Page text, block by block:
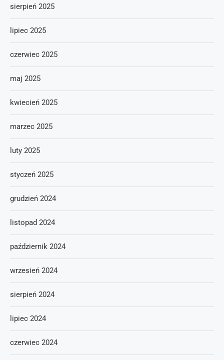
sierpień 2025
lipiec 2025
czerwiec 2025
maj 2025
kwiecień 2025
marzec 2025
luty 2025
styczeń 2025
grudzień 2024
listopad 2024
październik 2024
wrzesień 2024
sierpień 2024
lipiec 2024
czerwiec 2024